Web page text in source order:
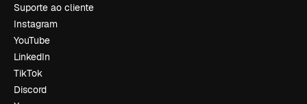
Suporte ao cliente
Instagram
YouTube
LinkedIn
TikTok
Discord